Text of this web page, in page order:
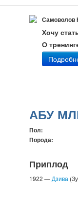
Самоволов
Хочу
О
АБУ
Пол:
Порода:
Приплод
1922 — Дзива